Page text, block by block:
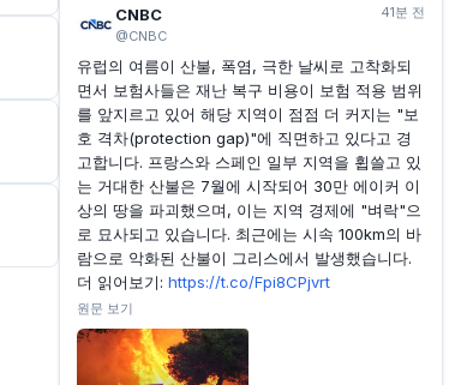
CNBC
@CNBC
41분 전
유럽의 여름이 산불, 폭염, 극한 날씨로 고착화되
면서 보험사들은 재난 복구 비용이 보험 적용 범위
를 앞지르고 있어 해당 지역이 점점 더 커지는 "보
호 격차(protection gap)"에 직면하고 있다고 경
고합니다. 프랑스와 스페인 일부 지역을 휩쓸고 있
는 거대한 산불은 7월에 시작되어 30만 에이커 이
상의 땅을 파괴했으며, 이는 지역 경제에 "벼락"으
로 묘사되고 있습니다. 최근에는 시속 100km의 바
람으로 악화된 산불이 그리스에서 발생했습니다.
더 읽어보기: https://t.co/Fpi8CPjvrt
원문 보기